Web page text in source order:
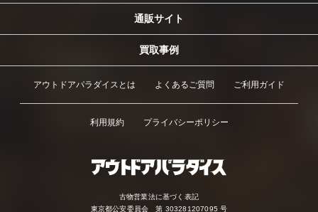
通販サイト
買取事例
アウトドアパラダイスとは よくあるご質問 ご利用ガイド
利用規約 プライバシーポリシー
古物営業法に基づく表記
東京都公安委員会 第 303281207095 号